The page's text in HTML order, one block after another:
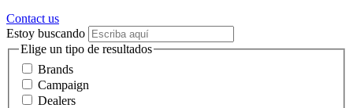
Contact us
Estoy buscando
Elige un tipo de resultados
Brands
Campaign
Dealers